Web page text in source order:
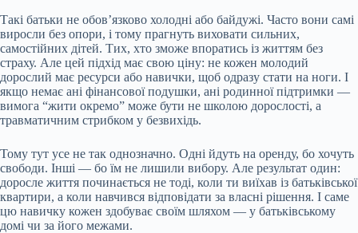
Такі батьки не обов’язково холодні або байдужі. Часто вони самі
виросли без опори, і тому прагнуть виховати сильних,
самостійних дітей. Тих, хто зможе впоратись із життям без
страху. Але цей підхід має свою ціну: не кожен молодий
дорослий має ресурси або навички, щоб одразу стати на ноги. І
якщо немає ані фінансової подушки, ані родинної підтримки —
вимога “жити окремо” може бути не школою дорослості, а
травматичним стрибком у безвихідь.
Тому тут усе не так однозначно. Одні йдуть на оренду, бо хочуть
свободи. Інші — бо їм не лишили вибору. Але результат один:
доросле життя починається не тоді, коли ти виїхав із батьківської
квартири, а коли навчився відповідати за власні рішення. І саме
цю навичку кожен здобуває своїм шляхом — у батьківському
домі чи за його межами.